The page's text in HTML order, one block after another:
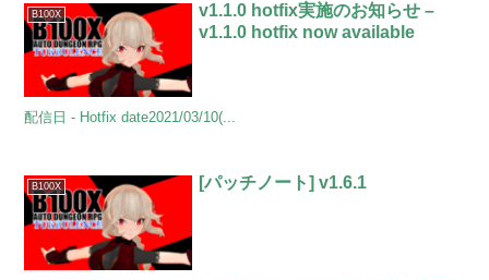
B100X
v1.1.0 hotfix実施のお知らせ –
v1.1.0 hotfix now available
配信日 - Hotfix date2021/03/10(...
B100X [パッチノート] v1.6.1